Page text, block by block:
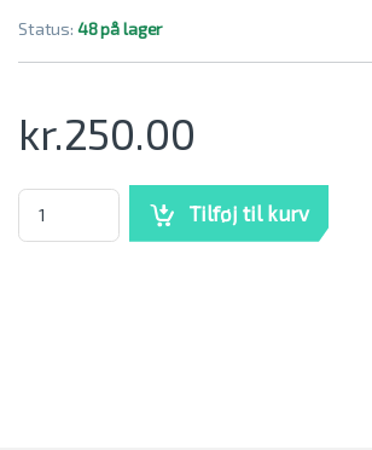
Status: 48 på lager
kr.250.00
AE - Indoor Sensor AE-serien mængde
Tilføj til kurv